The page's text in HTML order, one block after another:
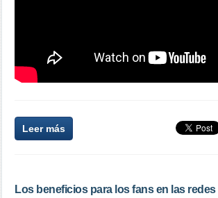
Leer más
Los beneficios para los fans en las